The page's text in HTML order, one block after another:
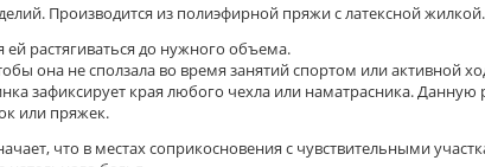
Производится из полиэфирной пряжи с латексной жилкой.
растягиваться до нужного объема.
она не сползала во время занятий спортом или активной
зафиксирует края любого чехла или наматрасника. Данную
или пряжек.
что в местах соприкосновения с чувствительными